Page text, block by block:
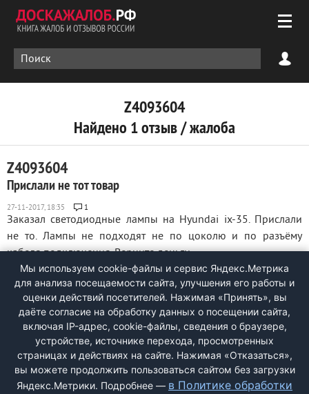
Z4093604
Найдено 1 отзыв / жалоба
Z4093604
Прислали не тот товар
1
Заказал светодиодные лампы на Hyundai ix-35. Прислали
не то. Лампы не подходят не по цоколю и по разъёму
кабеля подключения. Верните деньги. ...
ДОБАВИТЬ ЖАЛОБУ
Мы используем cookie-файлы и сервис Яндекс.Метрика
для анализа посещаемости сайта, улучшения его работы и
оценки действий посетителей. Нажимая «Принять», вы
даёте согласие на обработку данных о посещении сайта,
включая IP-адрес, cookie-файлы, сведения о браузере,
устройстве, источнике перехода, просмотренных
страницах и действиях на сайте. Нажимая «Отказаться»,
вы можете продолжить пользоваться сайтом без загрузки
Яндекс.Метрики. Подробнее — в Политике обработки